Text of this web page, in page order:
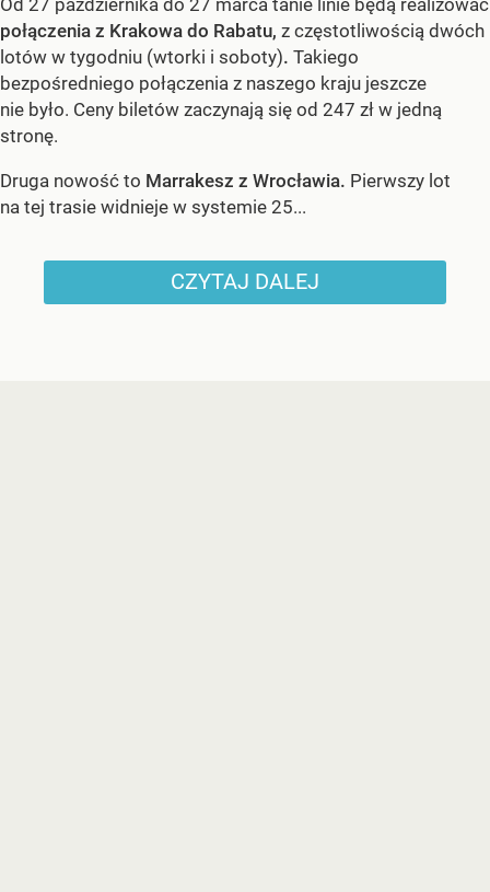
połączenia z Krakowa do Rabatu, z częstotliwością dwóch
lotów w tygodniu (wtorki i soboty). Takiego
bezpośredniego połączenia z naszego kraju jeszcze
nie było. Ceny biletów zaczynają się od 247 zł w jedną
stronę.
Druga nowość to Marrakesz z Wrocławia. Pierwszy lot
na tej trasie widnieje w systemie 25...
CZYTAJ DALEJ